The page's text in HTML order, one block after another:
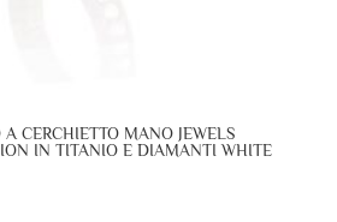
CERCHIETTO MANO JEWELS
IN TITANIO E DIAMANTI WHITE